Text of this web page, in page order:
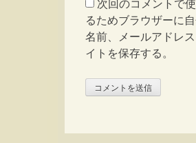
次回のコメントで
るためブラウザーに
名前、メールアドレ
イトを保存する。